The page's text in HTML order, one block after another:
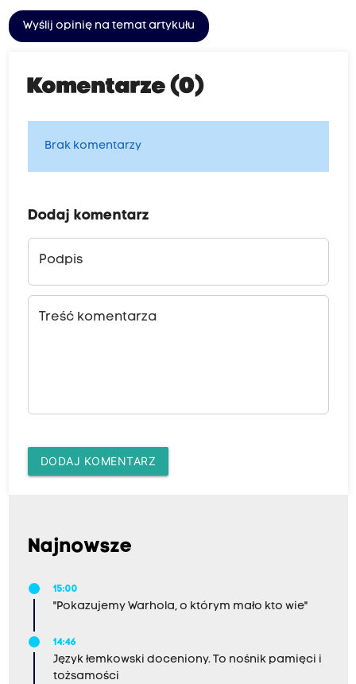
Wyślij opinię na temat artykułu
Komentarze (0)
Brak komentarzy
Dodaj komentarz
Podpis
Treść komentarza
DODAJ KOMENTARZ
Najnowsze
15:00
"Pokazujemy Warhola, o którym mało kto wie"
14:46
Język łemkowski doceniony. To nośnik pamięci i
tożsamości